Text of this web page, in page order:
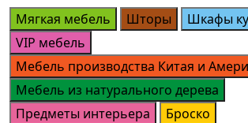
Мягкая мебель Шторы
Шкафы
VIP мебель
Мебель производства Китая и
Мебель из натурального дерева
Предметы интерьера
Броско